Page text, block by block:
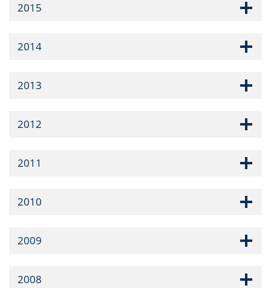
2015
2014
2013
2012
2011
2010
2009
2008